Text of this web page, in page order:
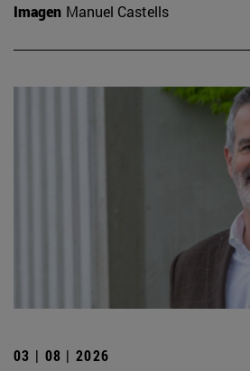
Imagen Manuel Castells
03 | 08 | 2026